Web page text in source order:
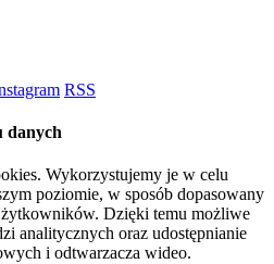
RSS
danych
Wykorzystujemy je w celu
poziomie, w sposób dopasowany
Dzięki temu możliwe
analitycznych oraz udostępnianie
i odtwarzacza wideo.